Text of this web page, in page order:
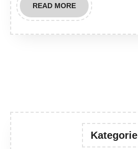
READ MOREREAD
MORE
Kategorie